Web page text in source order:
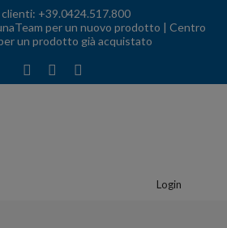
clienti: +39.0424.517.800
per un nuovo prodotto | Centro
un prodotto già acquistato
Login